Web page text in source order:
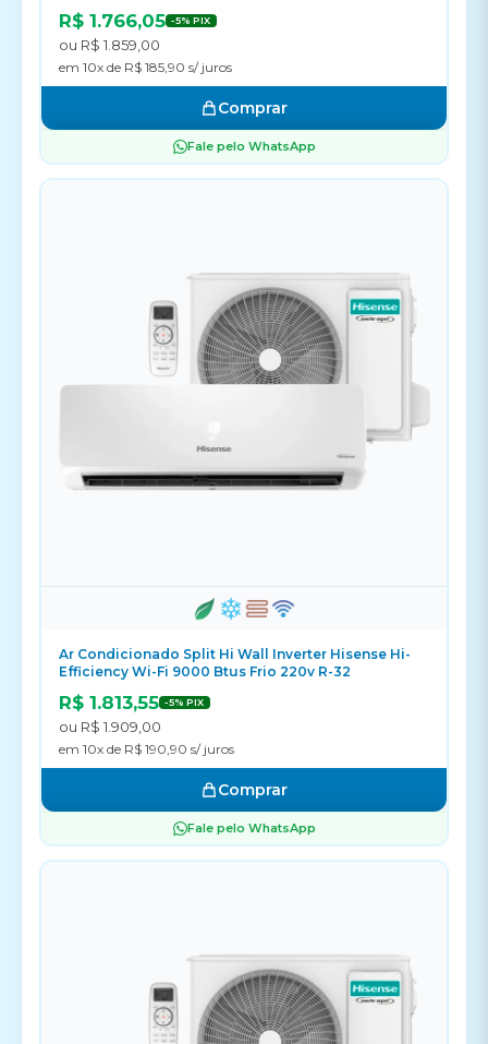
R$ 1.766,05 -5% PIX
ou R$ 1.859,00
em 10x de R$ 185,90 s/ juros
Comprar
Fale pelo WhatsApp
Ar Condicionado Split Hi Wall Inverter Hisense Hi-
Efficiency Wi-Fi 9000 Btus Frio 220v R-32
R$ 1.813,55 -5% PIX
ou R$ 1.909,00
em 10x de R$ 190,90 s/ juros
Comprar
Fale pelo WhatsApp